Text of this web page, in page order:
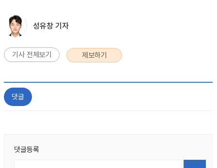
성유창 기자
기사 전체보기 제보하기
댓글
댓글등록